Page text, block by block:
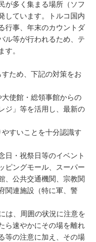
が多く集まる場所（ソフ
しています。トルコ国内
行事、年末のカウントダ
ル等が行われるため、テ
す。
ため、下記の対策をお
大使館・総領事館からの
ジ」等を活用し、最新の
やすいことを十分認識す
日・祝祭日等のイベント
ピングモール、スーパー
、公共交通機関、宗教関
関連施設（特に軍、警
は、周囲の状況に注意を
ら速やかにその場を離れ
等の注意に加え、その場